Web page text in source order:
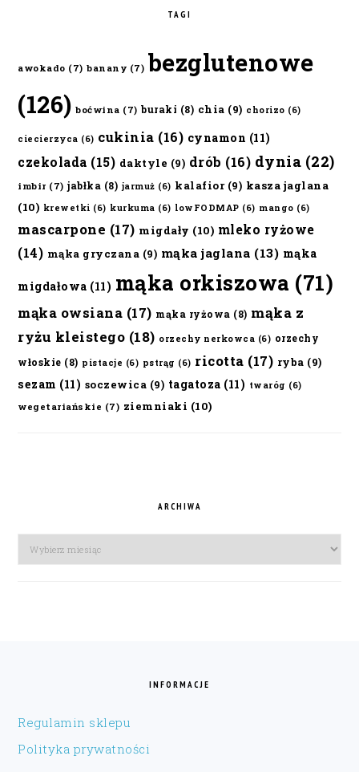
TAGI
awokado (7) banany (7) bezglutenowe
(126) boćwina (7) buraki (8) chia (9) chorizo (6)
ciecierzyca (6) cukinia (16) cynamon (11)
czekolada (15) daktyle (9) drób (16) dynia (22)
imbir (7) jabłka (8) jarmuż (6) kalafior(9) kasza jaglana
(10) krewetki (6) kurkuma (6) lowFODMAP (6) mango (6)
mascarpone (17) migdały (10) mleko ryżowe
(14) mąka gryczana (9) mąka jaglana (13) mąka
migdałowa (11) mąka orkiszowa (71)
mąka owsiana (17) mąka ryżowa (8) mąka z
ryżu kleistego (18) orzechy nerkowca (6) orzechy
włoskie (8) pistacje (6) pstrąg (6) ricotta (17) ryba (9)
sezam (11) soczewica (9) tagatoza (11) twaróg (6)
wegetariańskie (7) ziemniaki (10)
ARCHIWA
Archiwa
INFORMACJE
Regulamin sklepu
Polityka prywatności